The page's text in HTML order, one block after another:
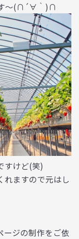
す～(∩´∀｀)∩
すけど(笑)
れますので元はし
ージの制作をご依